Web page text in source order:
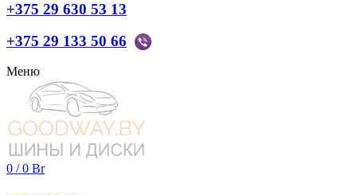
+375 29 630 53 13
+375 29 133 50 66
Меню
0 / 0 Br